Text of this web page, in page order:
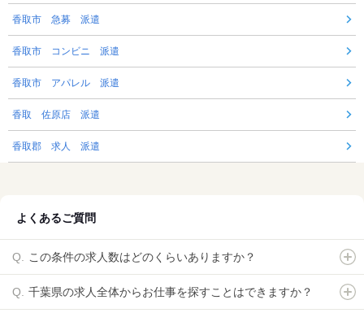
香取市 急募 派遣
香取市 コンビニ 派遣
香取市 アパレル 派遣
香取 佐原店 派遣
香取郡 求人 派遣
よくあるご質問
この条件の求人数はどのくらいありますか？
千葉県の求人全体からお仕事を探すことはできますか？